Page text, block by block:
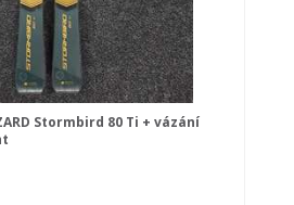
Stormbird 80 Ti + vázání